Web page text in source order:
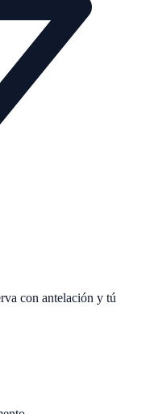
con antelación y tú